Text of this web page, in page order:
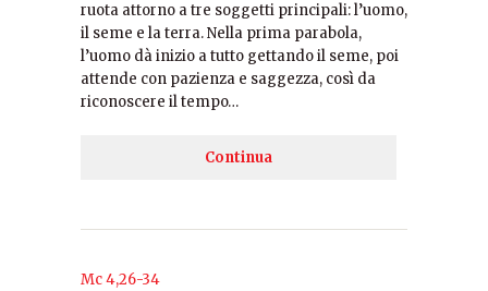
ruota attorno a tre soggetti principali: l’uomo,
il seme e la terra. Nella prima parabola,
l’uomo dà inizio a tutto gettando il seme, poi
attende con pazienza e saggezza, così da
riconoscere il tempo…
Continua
Mc 4,26-34